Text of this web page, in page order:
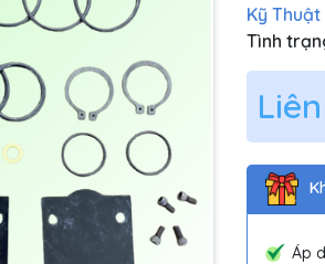
Kỹ
Tình
Áp